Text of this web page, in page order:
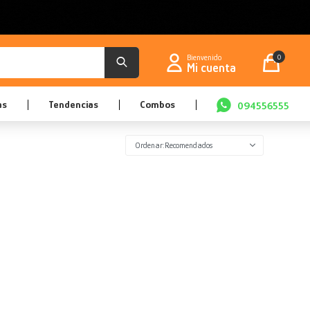
Tendencias Combos 094556555
0
Recomendados